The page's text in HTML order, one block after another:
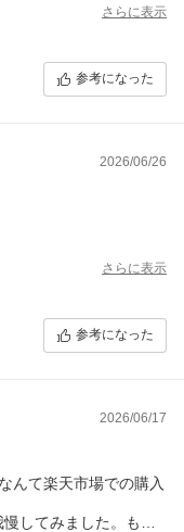
さらに表示
参考になった
2026/06/26
さらに表示
参考になった
2026/06/17
んて楽天市場での購入
してみました。もう